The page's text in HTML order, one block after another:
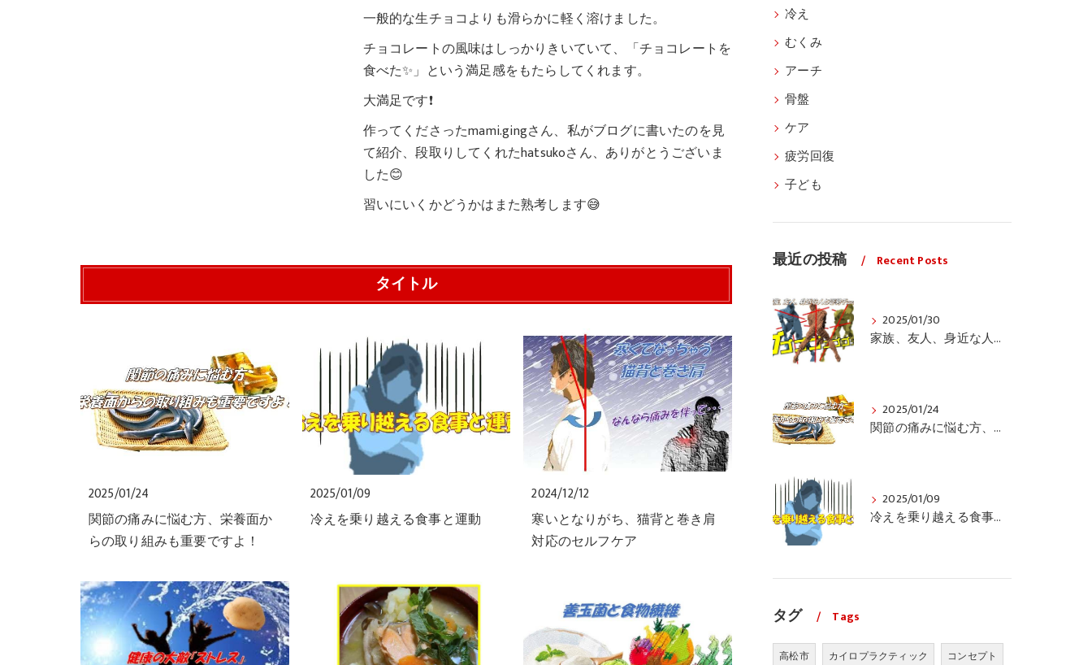
一般的な生チョコよりも滑らかに軽く溶けました。
チョコレートの風味はしっかりきいていて、「チョコレートを
食べた✨」という満足感をもたらしてくれます。
大満足です❗️
作ってくださったmami.gingさん、私がブログに書いたのを見
て紹介、段取りしてくれたhatsukoさん、ありがとうございま
した😊
習いにいくかどうかはまた熟考します😅
タイトル
2025/01/24
関節の痛みに悩む方、栄養面か
らの取り組みも重要ですよ！
2025/01/09
冷えを乗り越える食事と運動
2024/12/12
寒いとなりがち、猫背と巻き肩
対応のセルフケア
冷え
むくみ
アーチ
骨盤
ケア
疲労回復
子ども
最近の投稿 Recent Posts
2025/01/30
家族、友人、身近な人の姿勢をちょっと見てみませんか？
2025/01/24
関節の痛みに悩む方、栄養面からの取り組みも重要ですよ！
2025/01/09
冷えを乗り越える食事と運動
タグ Tags
高松市 カイロプラクティック
コンセプト